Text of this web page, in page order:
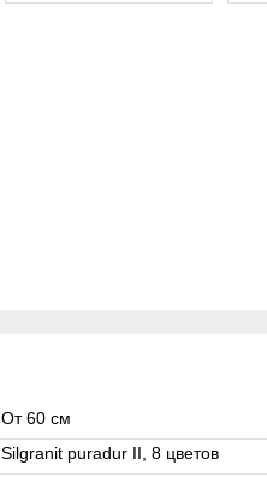
От 60 см
Silgranit puradur II, 8 цветов